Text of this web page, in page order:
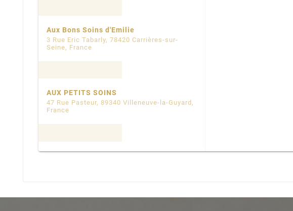
Aux Bons Soins d'Emilie
3 Rue Eric Tabarly, 78420 Carrières-sur-
Seine, France
AUX PETITS SOINS
47 Rue Pasteur, 89340 Villeneuve-la-Guyard,
France